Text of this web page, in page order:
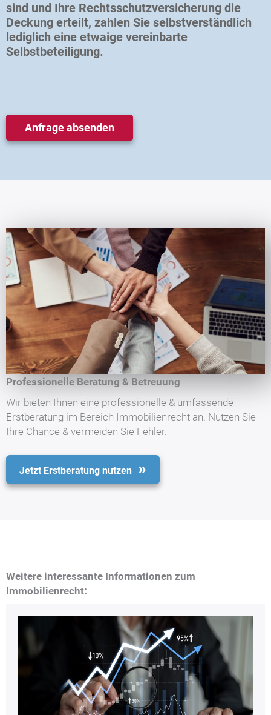
sind und Ihre Rechtsschutzversicherung die
Deckung erteilt, zahlen Sie selbstverständlich
lediglich eine etwaige vereinbarte
Selbstbeteiligung.
Anfrage absenden
Professionelle Beratung & Betreuung
Wir bieten Ihnen eine professionelle & umfassende
Erstberatung im Bereich Immobilienrecht an. Nutzen Sie
Ihre Chance & vermeiden Sie Fehler.
Jetzt Erstberatung nutzen
Weitere interessante Informationen zum
Immobilienrecht: